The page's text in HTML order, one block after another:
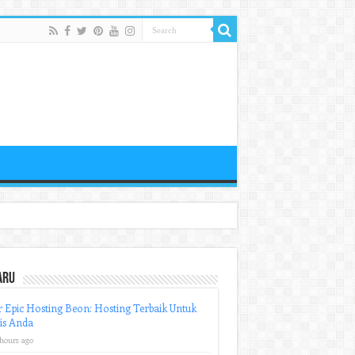
Epic Hosting Beon: Hosting Terbaik Untuk
Anda
ago